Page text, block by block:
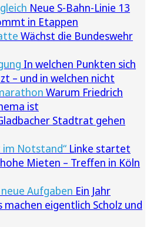
Neue S-Bahn-Linie 13
in Etappen
Wächst die Bundeswehr
In welchen Punkten sich
– und in welchen nicht
Warum Friedrich
ist
Stadtrat gehen
im Notstand“ Linke startet
Mieten – Treffen in Köln
Aufgaben Ein Jahr
machen eigentlich Scholz und